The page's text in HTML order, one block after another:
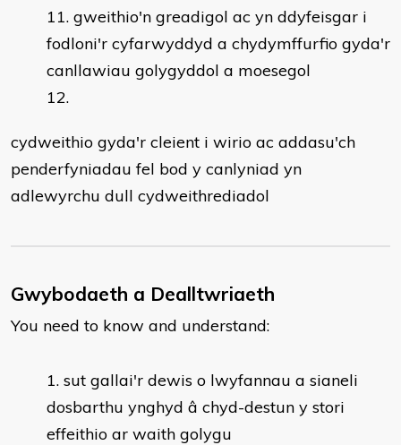
gweithio'n greadigol ac yn ddyfeisgar i
fodloni'r cyfarwyddyd a chydymffurfio gyda'r
canllawiau golygyddol a moesegol
cydweithio gyda'r cleient i wirio ac addasu'ch
penderfyniadau fel bod y canlyniad yn
adlewyrchu dull cydweithrediadol
Gwybodaeth a Dealltwriaeth
You need to know and understand:
​sut gallai'r dewis o lwyfannau a sianeli
dosbarthu ynghyd â chyd-destun y stori
effeithio ar waith golygu